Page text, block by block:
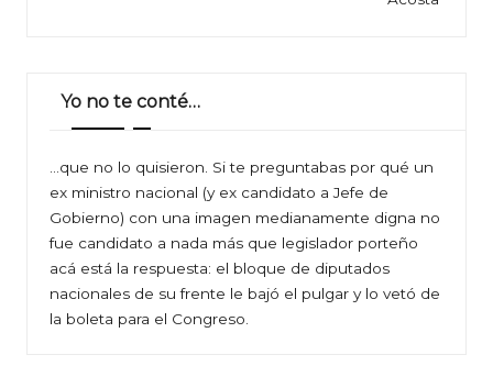
Yo no te conté…
…que no lo quisieron. Si te preguntabas por qué un
ex ministro nacional (y ex candidato a Jefe de
Gobierno) con una imagen medianamente digna no
fue candidato a nada más que legislador porteño
acá está la respuesta: el bloque de diputados
nacionales de su frente le bajó el pulgar y lo vetó de
la boleta para el Congreso.